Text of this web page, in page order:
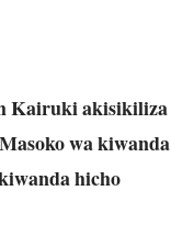
Kairuki akisikiliza
wa kiwanda
hicho